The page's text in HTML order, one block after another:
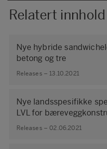
Relatert innhold
Nye hybride
betong og tre
Releases – 13.10.2021
Nye landsspesifikke
LVL for
Releases – 02.06.2021